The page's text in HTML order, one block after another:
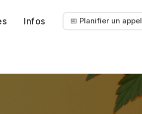
Infos 📅 Planifier un appel